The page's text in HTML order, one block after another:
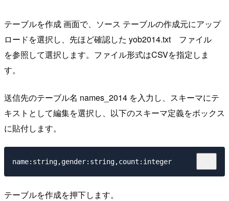
テーブルを作成 画面で、ソース テーブルの作成元にアップ
ロードを選択し、先ほど確認した yob2014.txt ファイル
を参照して選択します。ファイル形式はCSVを指定しま
す。
送信先のテーブル名 names_2014 を入力し、スキーマにテ
キストとして編集を選択し、以下のスキーマ定義をボックス
に貼付します。
name:string,gender:string,count:integer
テーブルを作成を押下します。